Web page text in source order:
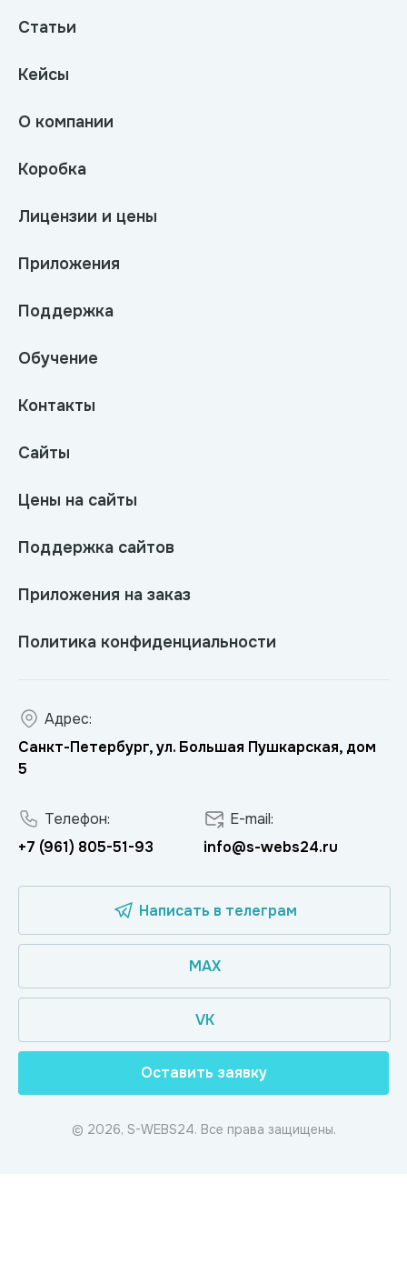
Статьи
Кейсы
О компании
Коробка
Лицензии и цены
Приложения
Поддержка
Обучение
Контакты
Сайты
Цены на сайты
Поддержка сайтов
Приложения на заказ
Политика конфиденциальности
Адрес:
Санкт-Петербург, ул. Большая Пушкарская, дом
5
Телефон:
+7 (961) 805-51-93
E-mail:
info@s-webs24.ru
Написать в телеграм
MAX
VK
Оставить заявку
© 2026, S-WEBS24. Все права защищены.